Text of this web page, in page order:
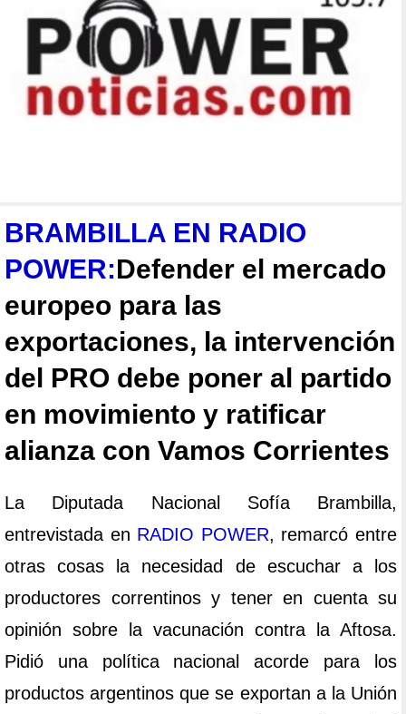
BRAMBILLA EN RADIO
POWER:Defender el mercado
europeo para las
exportaciones, la intervención
del PRO debe poner al partido
en movimiento y ratificar
alianza con Vamos Corrientes
La Diputada Nacional Sofía Brambilla,
entrevistada en RADIO POWER, remarcó entre
otras cosas la necesidad de escuchar a los
productores correntinos y tener en cuenta su
opinión sobre la vacunación contra la Aftosa.
Pidió una política nacional acorde para los
productos argentinos que se exportan a la Unión